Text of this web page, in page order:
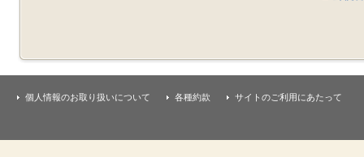
個人情報のお取り扱いについて 各種約款 サイトのご利用にあたって